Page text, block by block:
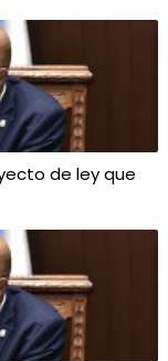
de ley que